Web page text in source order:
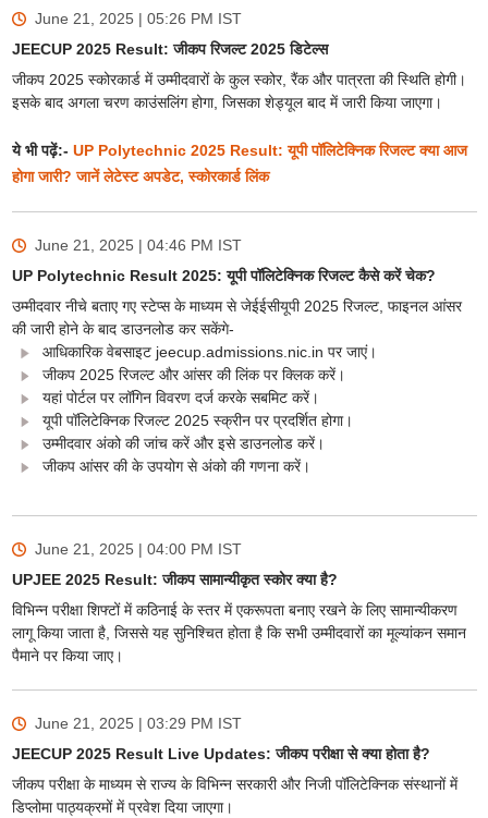
June 21, 2025 | 05:26 PM IST
JEECUP 2025 Result: जीकप रिजल्ट 2025 डिटेल्स
जीकप 2025 स्कोरकार्ड में उम्मीदवारों के कुल स्कोर, रैंक और पात्रता की स्थिति होगी।
इसके बाद अगला चरण काउंसलिंग होगा, जिसका शेड्यूल बाद में जारी किया जाएगा।
ये भी पढ़ें:- UP Polytechnic 2025 Result: यूपी पॉलिटेक्निक रिजल्ट क्या आज
होगा जारी? जानें लेटेस्ट अपडेट, स्कोरकार्ड लिंक
June 21, 2025 | 04:46 PM IST
UP Polytechnic Result 2025: यूपी पॉलिटेक्निक रिजल्ट कैसे करें चेक?
उम्मीदवार नीचे बताए गए स्टेप्स के माध्यम से जेईईसीयूपी 2025 रिजल्ट, फाइनल आंसर
की जारी होने के बाद डाउनलोड कर सकेंगे-
आधिकारिक वेबसाइट jeecup.admissions.nic.in पर जाएं।
जीकप 2025 रिजल्ट और आंसर की लिंक पर क्लिक करें।
यहां पोर्टल पर लॉगिन विवरण दर्ज करके सबमिट करें।
यूपी पॉलिटेक्निक रिजल्ट 2025 स्क्रीन पर प्रदर्शित होगा।
उम्मीदवार अंको की जांच करें और इसे डाउनलोड करें।
जीकप आंसर की के उपयोग से अंको की गणना करें।
June 21, 2025 | 04:00 PM IST
UPJEE 2025 Result: जीकप सामान्यीकृत स्कोर क्या है?
विभिन्न परीक्षा शिफ्टों में कठिनाई के स्तर में एकरूपता बनाए रखने के लिए सामान्यीकरण
लागू किया जाता है, जिससे यह सुनिश्चित होता है कि सभी उम्मीदवारों का मूल्यांकन समान
पैमाने पर किया जाए।
June 21, 2025 | 03:29 PM IST
JEECUP 2025 Result Live Updates: जीकप परीक्षा से क्या होता है?
जीकप परीक्षा के माध्यम से राज्य के विभिन्न सरकारी और निजी पॉलिटेक्निक संस्थानों में
डिप्लोमा पाठ्यक्रमों में प्रवेश दिया जाएगा।